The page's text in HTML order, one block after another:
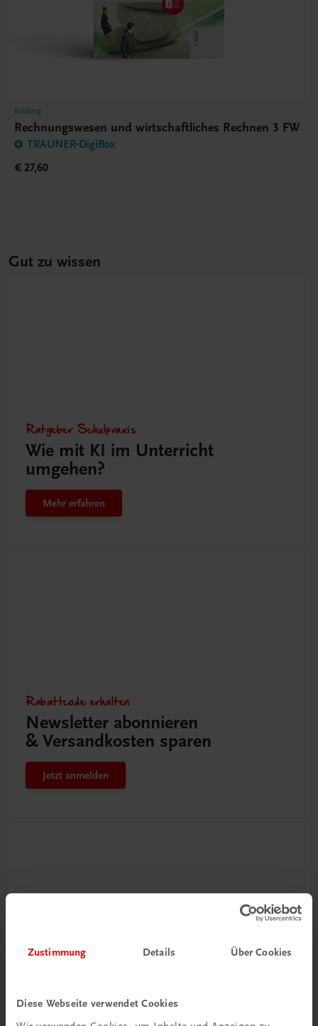
Zustimmung Details Über Cookies
Diese Webseite verwendet Cookies
Bildung
Rechnungswesen und wirtschaftliches Rechnen 3 FW
TRAUNER-DigiBox
€ 27,60
Gut zu wissen
Ratgeber Schulpraxis
Wie mit KI im Unterricht
umgehen?
Mehr erfahren
Rabattcode erhalten
Newsletter abonnieren
& Versandkosten sparen
Jetzt anmelden
Videos mit
Tipps & Tricks